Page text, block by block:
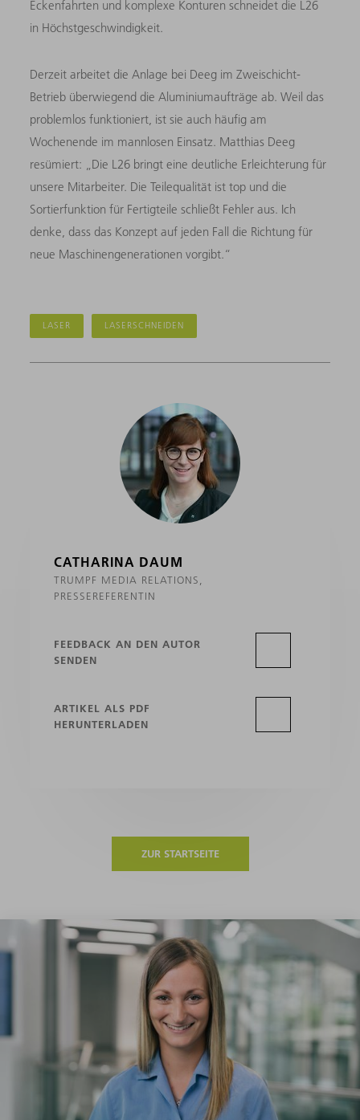
Eckenfahrten und komplexe Konturen schneidet die L26
in Höchstgeschwindigkeit.
Derzeit arbeitet die Anlage bei Deeg im Zweischicht-
Betrieb überwiegend die Aluminiumaufträge ab. Weil das
problemlos funktioniert, ist sie auch häufig am
Wochenende im mannlosen Einsatz. Matthias Deeg
resümiert: „Die L26 bringt eine deutliche Erleichterung für
unsere Mitarbeiter. Die Teilequalität ist top und die
Sortierfunktion für Fertigteile schließt Fehler aus. Ich
denke, dass das Konzept auf jeden Fall die Richtung für
neue Maschinengenerationen vorgibt.“
LASER LASERSCHNEIDEN
CATHARINA DAUM
TRUMPF MEDIA RELATIONS,
PRESSEREFERENTIN
FEEDBACK AN DEN AUTOR
SENDEN
ARTIKEL ALS PDF
HERUNTERLADEN
ZUR STARTSEITE